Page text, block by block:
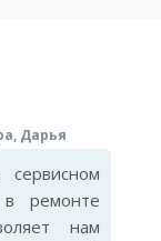
Дарья
ремонте
нам